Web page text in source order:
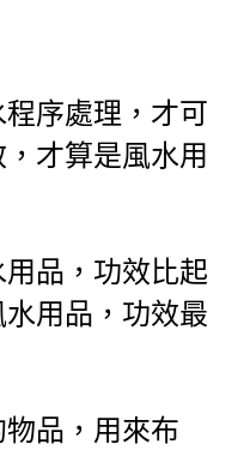
序處理，才可
才算是風水用
品，功效比起
用品，功效最
品，用來布